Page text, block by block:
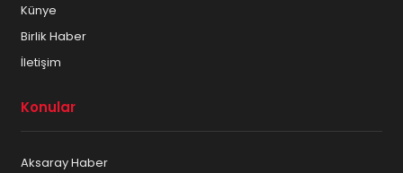
Künye
Birlik Haber
İletişim
Konular
Aksaray Haber